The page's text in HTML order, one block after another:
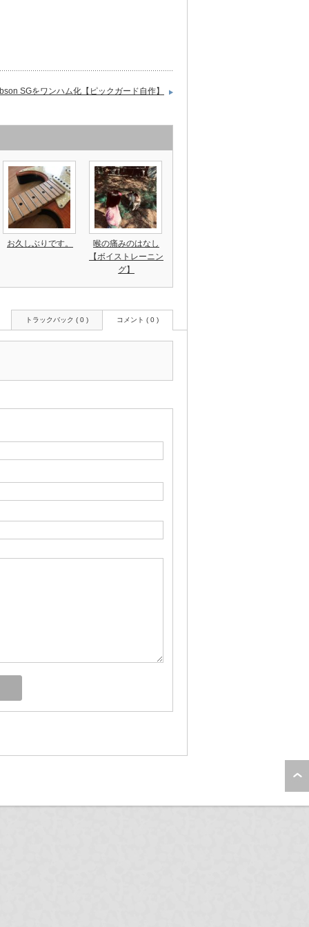
SGをワンハム化【ピックガード自作】
お久しぶりです。
喉の痛みのはなし
【ボイストレーニン
グ】
トラックバック ( 0 ) コメント ( 0 )